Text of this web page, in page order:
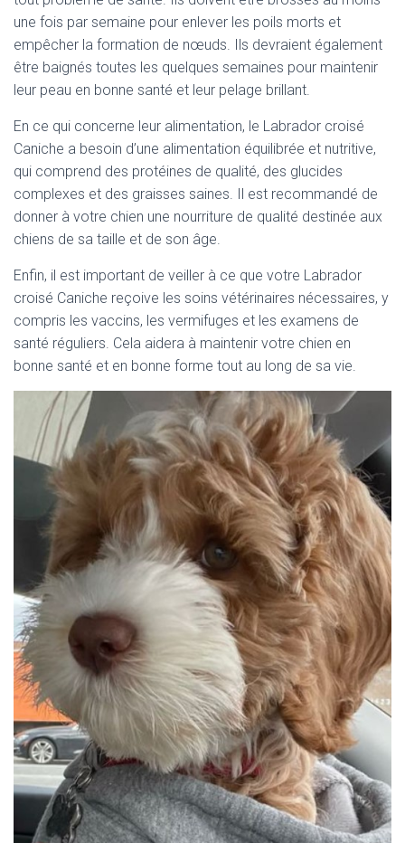
une fois par semaine pour enlever les poils morts et
empêcher la formation de nœuds. Ils devraient également
être baignés toutes les quelques semaines pour maintenir
leur peau en bonne santé et leur pelage brillant.
En ce qui concerne leur alimentation, le Labrador croisé
Caniche a besoin d’une alimentation équilibrée et nutritive,
qui comprend des protéines de qualité, des glucides
complexes et des graisses saines. Il est recommandé de
donner à votre chien une nourriture de qualité destinée aux
chiens de sa taille et de son âge.
Enfin, il est important de veiller à ce que votre Labrador
croisé Caniche reçoive les soins vétérinaires nécessaires, y
compris les vaccins, les vermifuges et les examens de
santé réguliers. Cela aidera à maintenir votre chien en
bonne santé et en bonne forme tout au long de sa vie.